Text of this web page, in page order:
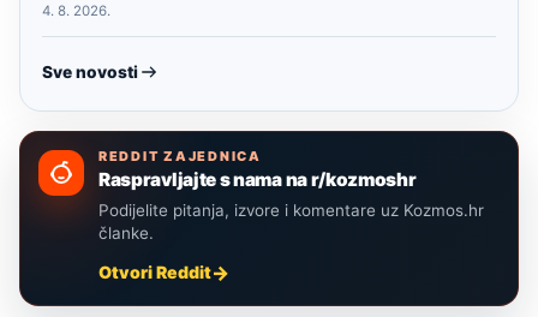
4. 8. 2026.
Sve novosti
REDDIT ZAJEDNICA
Raspravljajte s nama na r/kozmoshr
Podijelite pitanja, izvore i komentare uz Kozmos.hr
članke.
Otvori Reddit